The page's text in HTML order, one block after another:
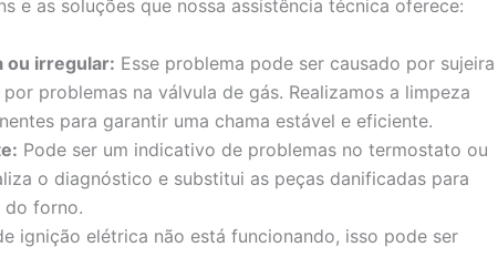
e as soluções que nossa assistência técnica oferece:
ou irregular: Esse problema pode ser causado por sujeira
problemas na válvula de gás. Realizamos a limpeza
para garantir uma chama estável e eficiente.
Pode ser um indicativo de problemas no termostato ou
o diagnóstico e substitui as peças danificadas para
do forno.
ignição elétrica não está funcionando, isso pode ser